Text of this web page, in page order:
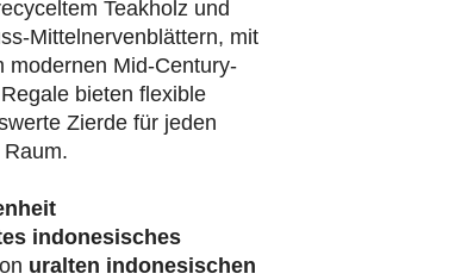
Teakholz und
Mittelnervenblättern, mit
modernen Mid-Century-
bieten flexible
Zierde für jeden
indonesisches
uralten indonesischen